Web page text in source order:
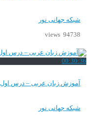
شبکه جهانی نور
94738 views
00:30:36
آموزش زبان عربی – درس اول
شبکه جهانی نور